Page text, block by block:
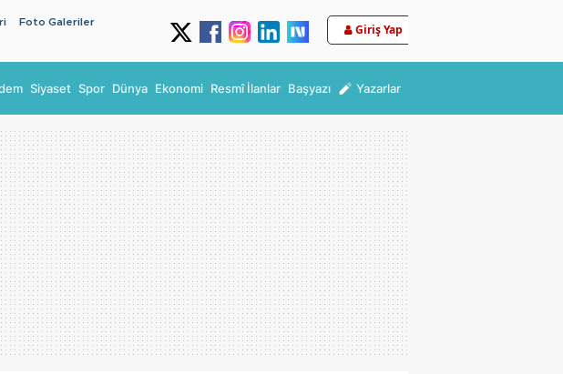
Foto Galeriler
Giriş Yap
Siyaset Spor Dünya Ekonomi Resmî İlanlar Başyazı Yazarlar